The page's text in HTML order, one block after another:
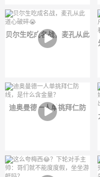
贝尔生吃成名战，麦孔从此
道心破碎😭
迪奥曼德一人单挑拜仁防
线，是什么含金量？